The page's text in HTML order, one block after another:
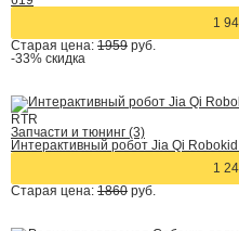
1
Старая цена: 1959 руб.
-33% скидка
RTR
Запчасти и тюнинг (3)
Интерактивный робот Jia Qi
1
Старая цена: 1860 руб.